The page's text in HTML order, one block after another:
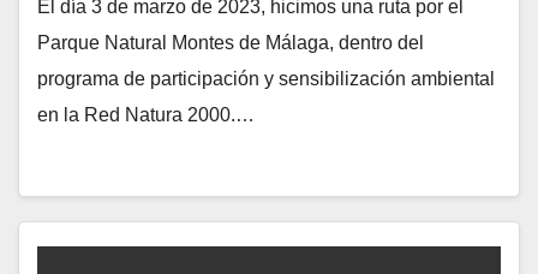
El día 3 de marzo de 2023, hicimos una ruta por el
Parque Natural Montes de Málaga, dentro del
programa de participación y sensibilización ambiental
en la Red Natura 2000.…